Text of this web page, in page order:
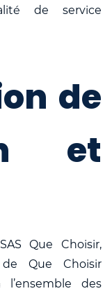
de service
de
et
Que Choisir,
Que Choisir
des